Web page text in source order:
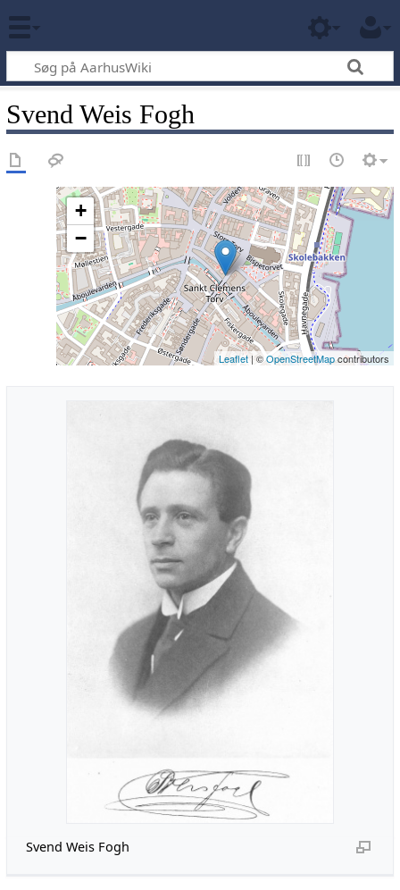
Svend Weis Fogh
+
−
Leaflet| ©OpenStreetMapcontributors
Svend Weis Fogh